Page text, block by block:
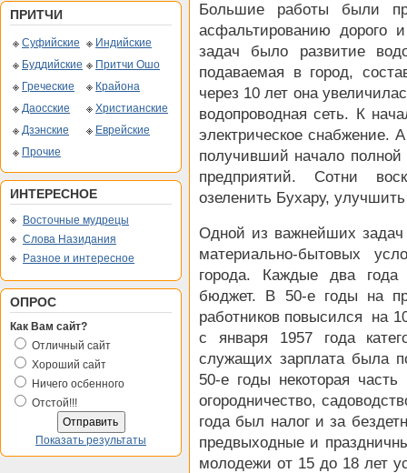
ПРИТЧИ
Суфийские
Индийские
Буддийские
Притчи Ошо
Греческие
Крайона
Даосские
Христианские
Дзэнские
Еврейские
Прочие
ИНТЕРЕСНОЕ
Восточные мудрецы
Слова Назидания
Разное и интересное
ОПРОС
Как Вам сайт?
Отличный сайт
Хороший сайт
Ничего осбенного
Отстой!!!
Показать результаты
Большие работы были
асфальтированию дорого
задач было развитие
подаваемая в город,
через 10 лет она
водопроводная сеть. К
электрическое снабжение.
получивший начало
предприятий. Сотни
озеленить Бухару,
Одной из важнейших
материально-бытовых
города. Каждые два года
бюджет. В 50-е годы на
работников повысился на
с января 1957 года
служащих зарплата была
50-е годы некоторая
огородничество,
года был налог и за
предвыходные и
молодежи от 15 до 18 лет